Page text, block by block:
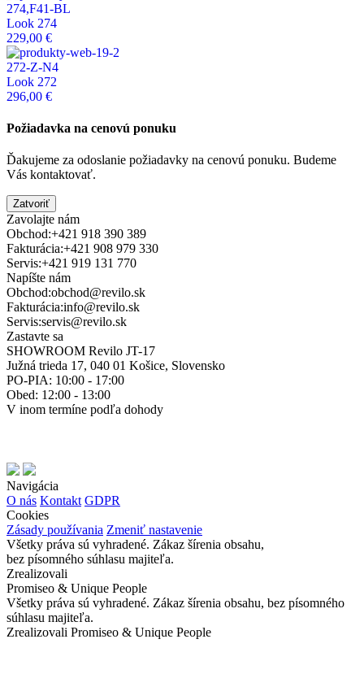
274,F41-BL
Look 274
229,00 €
272-Z-N4
Look 272
296,00 €
Požiadavka na cenovú ponuku
Ďakujeme za odoslanie požiadavky na cenovú ponuku. Budeme
Vás kontaktovať.
Zatvoriť
Zavolajte nám
Obchod:+421 918 390 389
Fakturácia:+421 908 979 330
Servis:+421 919 131 770
Napíšte nám
Obchod:obchod@revilo.sk
Fakturácia:info@revilo.sk
Servis:servis@revilo.sk
Zastavte sa
SHOWROOM Revilo JT-17
Južná trieda 17, 040 01 Košice, Slovensko
PO-PIA: 10:00 - 17:00
Obed: 12:00 - 13:00
V inom termíne podľa dohody
Navigácia
O nás Kontakt GDPR
Cookies
Zásady používania Zmeniť nastavenie
Všetky práva sú vyhradené. Zákaz šírenia obsahu,
bez písomného súhlasu majiteľa.
Zrealizovali
Promiseo & Unique People
Všetky práva sú vyhradené. Zákaz šírenia obsahu, bez písomného
súhlasu majiteľa.
Zrealizovali Promiseo & Unique People